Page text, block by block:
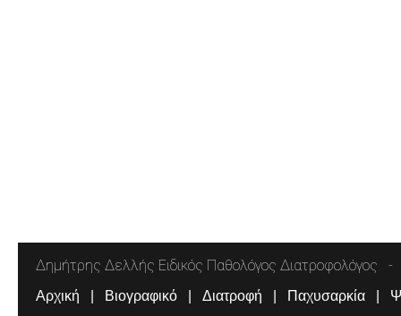
Δημήτρης Δελλής Ειδικός Παθολόγος Διατροφολόγος
Αρχική Βιογραφικό Διατροφή Παχυσαρκία